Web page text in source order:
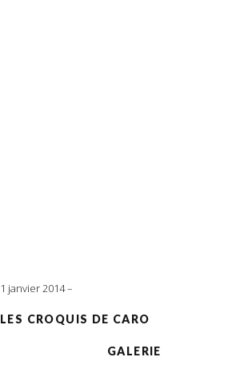
1 janvier 2014
LES CROQUIS DE CARO
GALERIE